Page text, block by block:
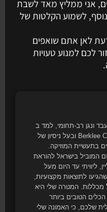
אני ממליץ מאד לשבת
לשמוע הקלטות של
לאן אתם שואפים
לכם למנוע טעויות
ונגן רב-תחומי, למד ב
Berklee College of Music ובעל ניסיון של
מ-36 שנים בתעשיית המוזיקה.
המוביל בישראל להוראת
ליוויתי עד היום מעל
שהגיעו לתוצאות מקצועיות,
מכללות. המטרה שלי היא
הטובים ביותר
שלכם, כי האמונה שלי